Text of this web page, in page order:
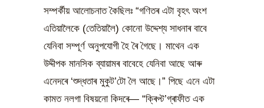
সম্পৰ্কীয় আলোচনাত কৈছিলঃ “গণিতৰ এটা বৃহৎ অংশ
এতিয়ালৈকে (তেতিয়ালৈ) কোনো উদ্দেশ্য সাধনাৰ বাবে
যেনিবা সম্পূৰ্ণ অনুপযোগী হৈ ৰৈ গৈছে। মাথেন এক
উদ্দীপক মানসিক ব্যায়ামৰ বাবেহে যেনিবা আছে আৰু
এনেদৰে ‘শুদ্ধতাৰ মুকুট’টো লৈ আছে।” পিছে এনে এটা
কামত নলগা বিষয়নো কিদৰে— “ক্ৰিপ্ট’গ্ৰাফীত এক